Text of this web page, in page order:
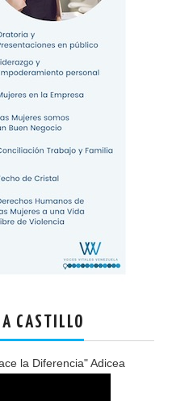
CASTILLO
la Diferencia" Adicea